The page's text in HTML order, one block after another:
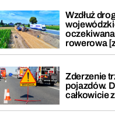
Wzdłuż
rowerowa
Zderzenie
pojazdów.
całkowicie